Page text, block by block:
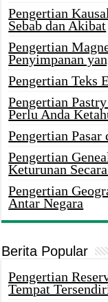
Pengertian
Sebab dan Akibat
Pengertian
Penyimpanan
Pengertian Teks
Pengertian
Perlu Anda
Pengertian Pasar
Pengertian
Keturunan
Pengertian
Antar Negara
Berita Popular
Pengertian
Tempat